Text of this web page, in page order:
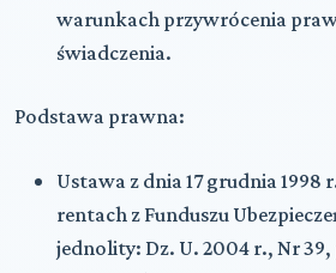
warunkach przywrócenia
świadczenia.
Podstawa prawna:
Ustawa z dnia 17 grudnia 1998
rentach z Funduszu
jednolity: Dz. U. 2004 r., Nr 39,